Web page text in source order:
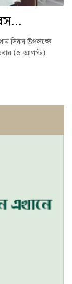
দিবস উপলক্ষে
(৫ আগস্ট)